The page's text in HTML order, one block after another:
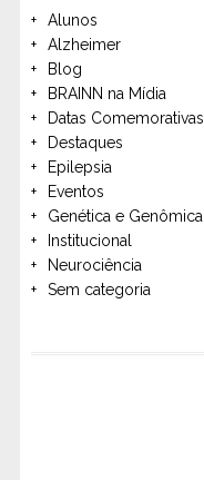
Alunos
Alzheimer
Blog
BRAINN na Mídia
Datas Comemorativas
Destaques
Epilepsia
Eventos
Genética e Genômica
Institucional
Neurociência
Sem categoria